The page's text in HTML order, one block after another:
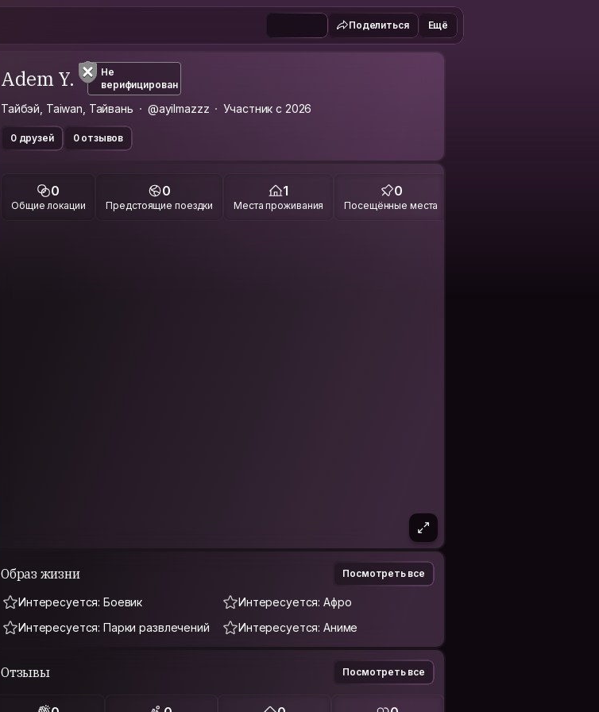
Поделиться Ещё
Adem Y.
Не
верифицирован
Тайбэй, Taiwan, Тайвань @ayilmazzz Участник с 2026
0 друзей 0 отзывов
0
Общие локации
0
Предстоящие поездки
1
Места проживания
0
Посещённые места
Образ жизни Посмотреть все
Интересуется: Боевик
Интересуется: Афро
Интересуется: Парки развлечений
Интересуется: Аниме
Отзывы Посмотреть все